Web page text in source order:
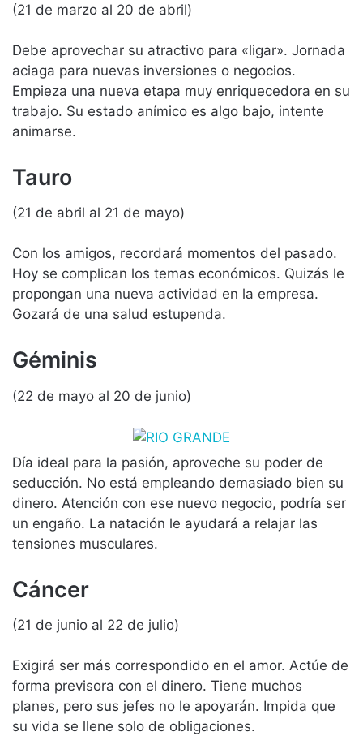
(21 de marzo al 20 de abril)
Debe aprovechar su atractivo para «ligar». Jornada
aciaga para nuevas inversiones o negocios.
Empieza una nueva etapa muy enriquecedora en su
trabajo. Su estado anímico es algo bajo, intente
animarse.
Tauro
(21 de abril al 21 de mayo)
Con los amigos, recordará momentos del pasado.
Hoy se complican los temas económicos. Quizás le
propongan una nueva actividad en la empresa.
Gozará de una salud estupenda.
Géminis
(22 de mayo al 20 de junio)
Día ideal para la pasión, aproveche su poder de
seducción. No está empleando demasiado bien su
dinero. Atención con ese nuevo negocio, podría ser
un engaño. La natación le ayudará a relajar las
tensiones musculares.
Cáncer
(21 de junio al 22 de julio)
Exigirá ser más correspondido en el amor. Actúe de
forma previsora con el dinero. Tiene muchos
planes, pero sus jefes no le apoyarán. Impida que
su vida se llene solo de obligaciones.